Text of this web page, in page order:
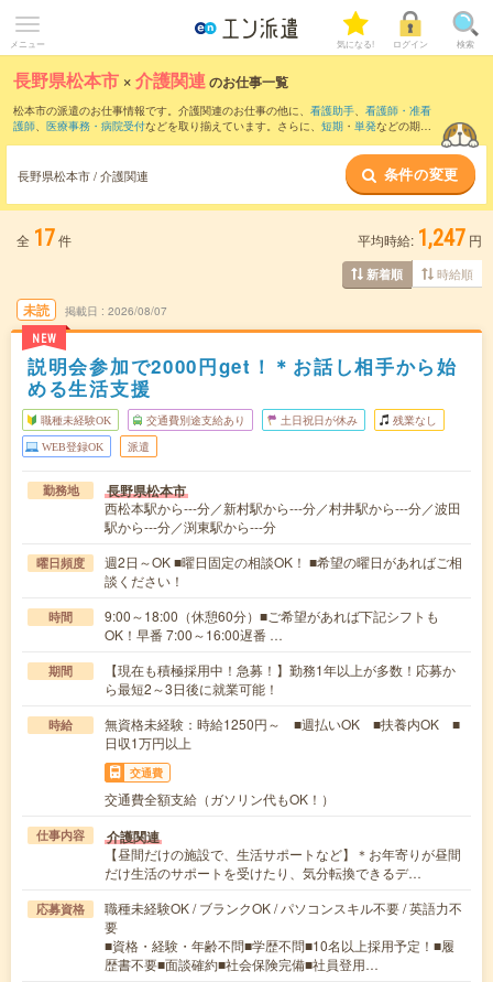
メニュー 気になる! ログイン 検索
長野県松本市 ×介護関連のお仕事一覧
松本市の派遣のお仕事情報です。介護関連のお仕事の他に、 看護助手、 看護師・准看
護師、 医療事務・病院受付などを取り揃えています。さらに、 短期 ・ 単発などの期間
長野県松本市 / 介護関連 条件の変更
全 17件 平均時給: 1,247 円
新着順 時給順
未読
NEW
掲載日 2026/08/07
説明会参加で2000円get！＊お話し相手から始
める生活支援
職種未経験OK 交通費別途支給あり 土日祝日が休み 残業なし
WEB登録OK 派遣
勤務地 長野県松本市
西松本駅から---分／新村駅から---分／村井駅から---分／波田
駅から---分／渕東駅から---分
曜日頻度
週2日～OK ■曜日固定の相談OK！ ■希望の曜日があればご相
談ください！
時間
9:00～18:00（休憩60分）■ご希望があれば下記シフトも
OK！早番 7:00～16:00遅番 …
期間
【現在も積極採用中！急募！】勤務1年以上が多数！応募か
ら最短2～3日後に就業可能！
時給
無資格未経験：時給1250円～ ■週払いOK ■扶養内OK ■
日収1万円以上
交通費
交通費全額支給（ガソリン代もOK！）
仕事内容 介護関連
【昼間だけの施設で、生活サポートなど】＊お年寄りが昼間
だけ生活のサポートを受けたり、気分転換できるデ…
応募資格
職種未経験OK / ブランクOK / パソコンスキル不要 / 英語力不
要
■資格・経験・年齢不問■学歴不問■10名以上採用予定！■履
歴書不要■面談確約■社会保険完備■社員登用…